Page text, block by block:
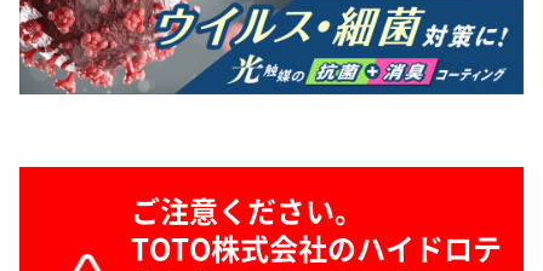
ご注意ください。
TOTO株式会社のハイドロテ